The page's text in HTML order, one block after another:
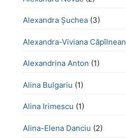
Alexandra Șuchea (3)
Alexandra-Viviana Căpîlnean
Alexandrina Anton (1)
Alina Bulgariu (1)
Alina Irimescu (1)
Alina-Elena Danciu (2)